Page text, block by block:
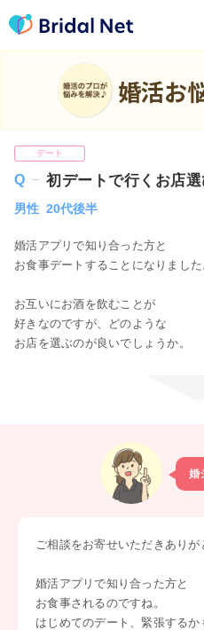
婚活お
デート
初デートで行くお店選
男性 20代後半
婚活アプリで知り合った方と
お食事デートすることになりました
お互いにお酒を飲むことが
好きなのですが、どのような
お店を選ぶのが良いでしょうか。
婚
ご相談をお寄せいただきありが
婚活アプリで知り合った方と
お食事されるのですね。
はじめてのデート、緊張するか